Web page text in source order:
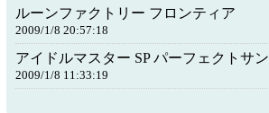
ルーンファクトリー フロンティア
2009/1/8 20:57:18
アイドルマスター SP パーフェクトサン
2009/1/8 11:33:19